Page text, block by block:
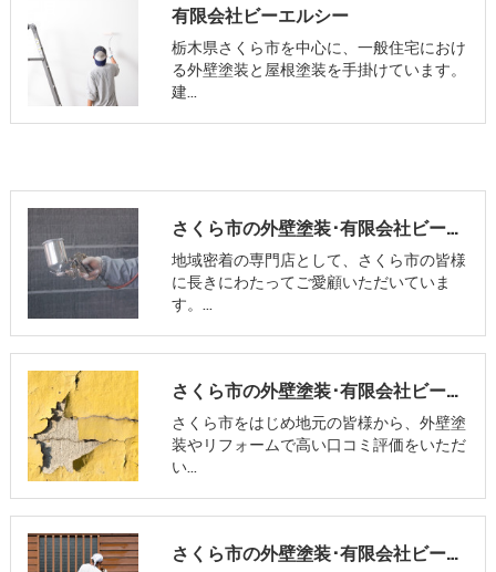
有限会社ビーエルシー
栃木県さくら市を中心に、一般住宅におけ
る外壁塗装と屋根塗装を手掛けています。
建…
さくら市の外壁塗装･有限会社ビーエルシーの評判
地域密着の専門店として、さくら市の皆様
に長きにわたってご愛顧いただいていま
す。…
さくら市の外壁塗装･有限会社ビーエルシーの口コミ情報
さくら市をはじめ地元の皆様から、外壁塗
装やリフォームで高い口コミ評価をいただ
い…
さくら市の外壁塗装･有限会社ビーエルシーのお客様の声